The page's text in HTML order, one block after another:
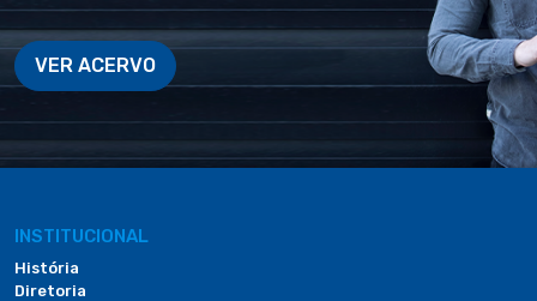
VER ACERVO
INSTITUCIONAL
História
Diretoria